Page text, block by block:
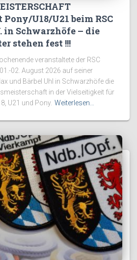
U18/U21 beim RSC
in Schwarzhöfe – die
stehen fest !!!
veranstaltete der RSC
02. August 2026 auf seiner
und Bärbel Uhl in Schwarzhöfe die
in der Vielseitigkeit für
U21 und Pony. Weiterlesen…